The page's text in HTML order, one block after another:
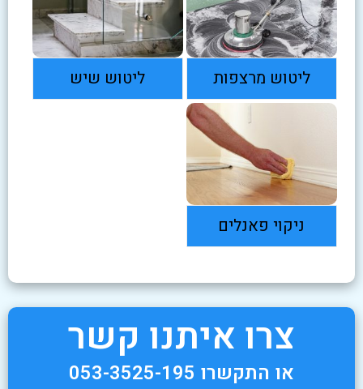
ליטוש מרצפות ליטוש שיש
ניקוי פאנלים
צרו איתנו קשר
או התקשרו 053-3525-195